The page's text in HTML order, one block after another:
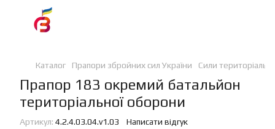
Каталог Прапори збройних сил України Сили
Прапор 183 окремий батальйон
територіальної оборони
Артикул: 4.2.4.03.04.v1.03 Написати відгук